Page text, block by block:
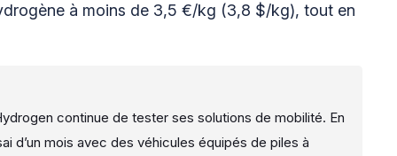
à moins de 3,5 €/kg (3,8 $/kg), tout en
continue de tester ses solutions de mobilité. En
d’un mois avec des véhicules équipés de piles à